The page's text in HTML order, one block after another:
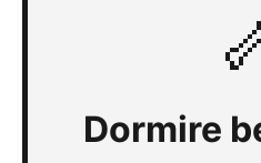
Dormire